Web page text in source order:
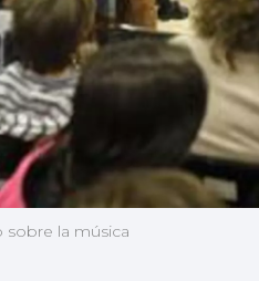
sobre la música